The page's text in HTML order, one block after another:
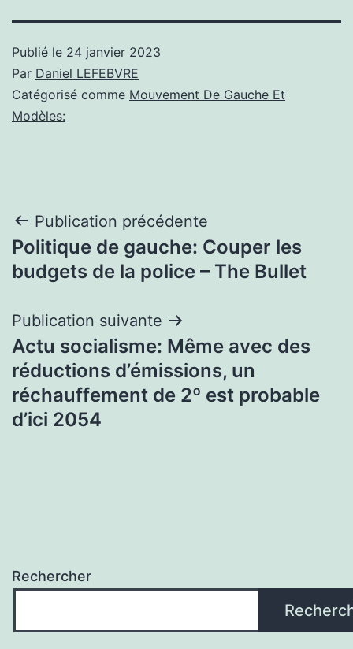
Publié le 24 janvier 2023
Par Daniel LEFEBVRE
Catégorisé comme Mouvement De Gauche Et
Modèles:
Navigation
de
Publication précédente
Politique de gauche: Couper les
budgets de la police – The Bullet
Publication suivante
Actu socialisme: Même avec des
réductions d’émissions, un
réchauffement de 2º est probable
d’ici 2054
Rechercher